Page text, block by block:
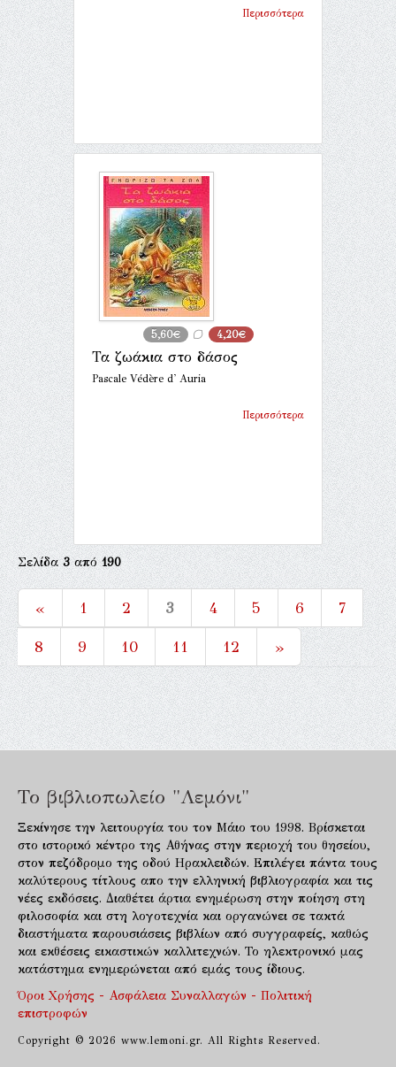
Περισσότερα
5,60€ 4,20€
Τα ζωάκια στο δάσος
Pascale Védère d' Auria
Περισσότερα
Σελίδα3από190
« 1 2 3 4 5 6
7
8
9 10 11 12 »
Το βιβλιοπωλείο "Λεμόνι"
Ξεκίνησε την λειτουργία του τον Μάιο του 1998. Βρίσκεται
στο ιστορικό κέντρο της Αθήνας στην περιοχή του θησείου,
στον πεζόδρομο της οδού Ηρακλειδών. Επιλέγει πάντα τους
καλύτερους τίτλους απο την ελληνική βιβλιογραφία και τις
νέες εκδόσεις. Διαθέτει άρτια ενημέρωση στην ποίηση στη
φιλοσοφία και στη λογοτεχνία και οργανώνει σε τακτά
διαστήματα παρουσιάσεις βιβλίων από συγγραφείς, καθώς
και εκθέσεις εικαστικών καλλιτεχνών. Το ηλεκτρονικό μας
κατάστημα ενημερώνεται από εμάς τους ίδιους.
Όροι Χρήσης - Ασφάλεια Συναλλαγών - Πολιτική
επιστροφών
Copyright © 2026 www.lemoni.gr. All Rights Reserved.